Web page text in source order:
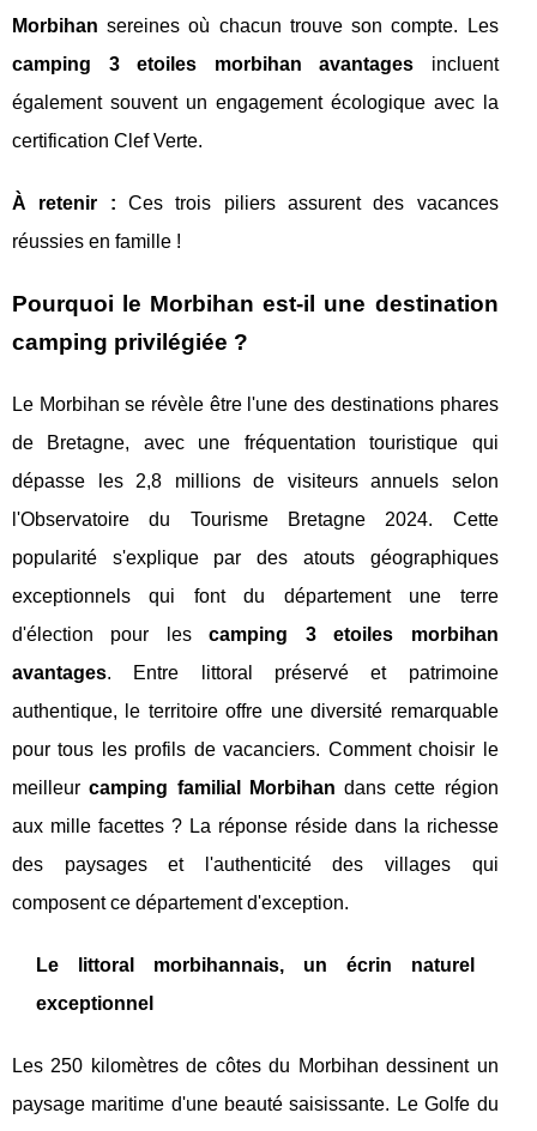
Morbihan sereines où chacun trouve son compte. Les
camping 3 etoiles morbihan avantages incluent
également souvent un engagement écologique avec la
certification Clef Verte.
À retenir : Ces trois piliers assurent des vacances
réussies en famille !
Pourquoi le Morbihan est-il une destination
camping privilégiée ?
Le Morbihan se révèle être l'une des destinations phares
de Bretagne, avec une fréquentation touristique qui
dépasse les 2,8 millions de visiteurs annuels selon
l'Observatoire du Tourisme Bretagne 2024. Cette
popularité s'explique par des atouts géographiques
exceptionnels qui font du département une terre
d'élection pour lescamping 3 etoiles morbihan
avantages. Entre littoral préservé et patrimoine
authentique, le territoire offre une diversité remarquable
pour tous les profils de vacanciers. Comment choisir le
meilleurcamping familial Morbihan dans cette région
aux mille facettes ? La réponse réside dans la richesse
des paysages et l'authenticité des villages qui
composent ce département d'exception.
Le littoral morbihannais, un écrin naturel
exceptionnel
Les 250 kilomètres de côtes du Morbihan dessinent un
paysage maritime d'une beauté saisissante. Le Golfe du